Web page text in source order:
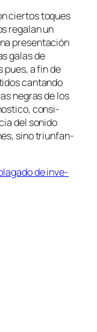
cier­tos to­ques
re­ga­lan un
pre­sen­ta­ción
ga­las de
pues, a fin de
can­tan­do
ne­gras de los
con­si­
del so­ni­do
sino triun­fan­
de in­ve­